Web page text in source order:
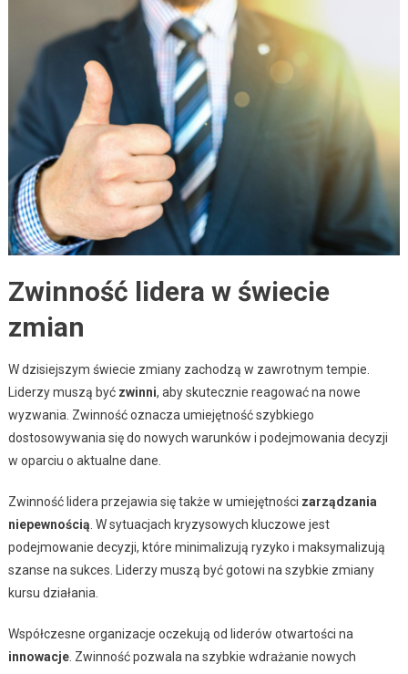
Zwinność lidera w świecie
zmian
W dzisiejszym świecie zmiany zachodzą w zawrotnym tempie.
Liderzy muszą być zwinni, aby skutecznie reagować na nowe
wyzwania. Zwinność oznacza umiejętność szybkiego
dostosowywania się do nowych warunków i podejmowania decyzji
w oparciu o aktualne dane.
Zwinność lidera przejawia się także w umiejętności zarządzania
niepewnością . W sytuacjach kryzysowych kluczowe jest
podejmowanie decyzji, które minimalizują ryzyko i maksymalizują
szanse na sukces. Liderzy muszą być gotowi na szybkie zmiany
kursu działania.
Współczesne organizacje oczekują od liderów otwartości na
innowacje. Zwinność pozwala na szybkie wdrażanie nowych